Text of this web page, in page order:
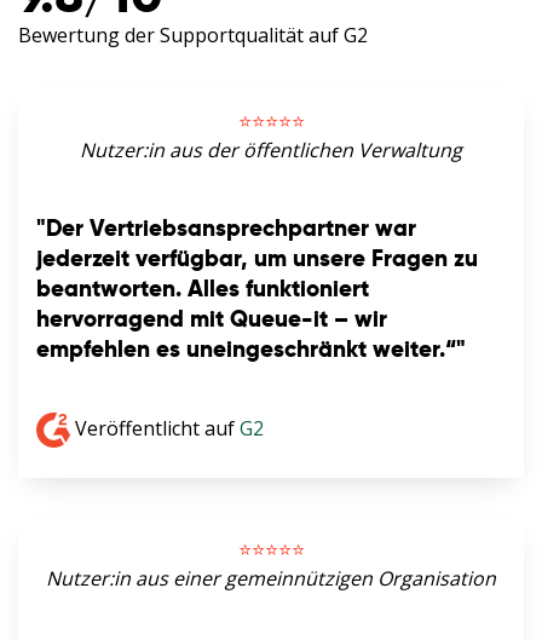
Bewertung der Supportqualität auf G2
⭐️⭐️⭐️⭐️⭐️
Nutzer:in aus der öffentlichen Verwaltung
"Der Vertriebsansprechpartner war
jederzeit verfügbar, um unsere Fragen zu
beantworten. Alles funktioniert
hervorragend mit Queue-it – wir
empfehlen es uneingeschränkt weiter.“"
Veröffentlicht aufG2
⭐️⭐️⭐️⭐️⭐️
Nutzer:in aus einer gemeinnützigen Organisation